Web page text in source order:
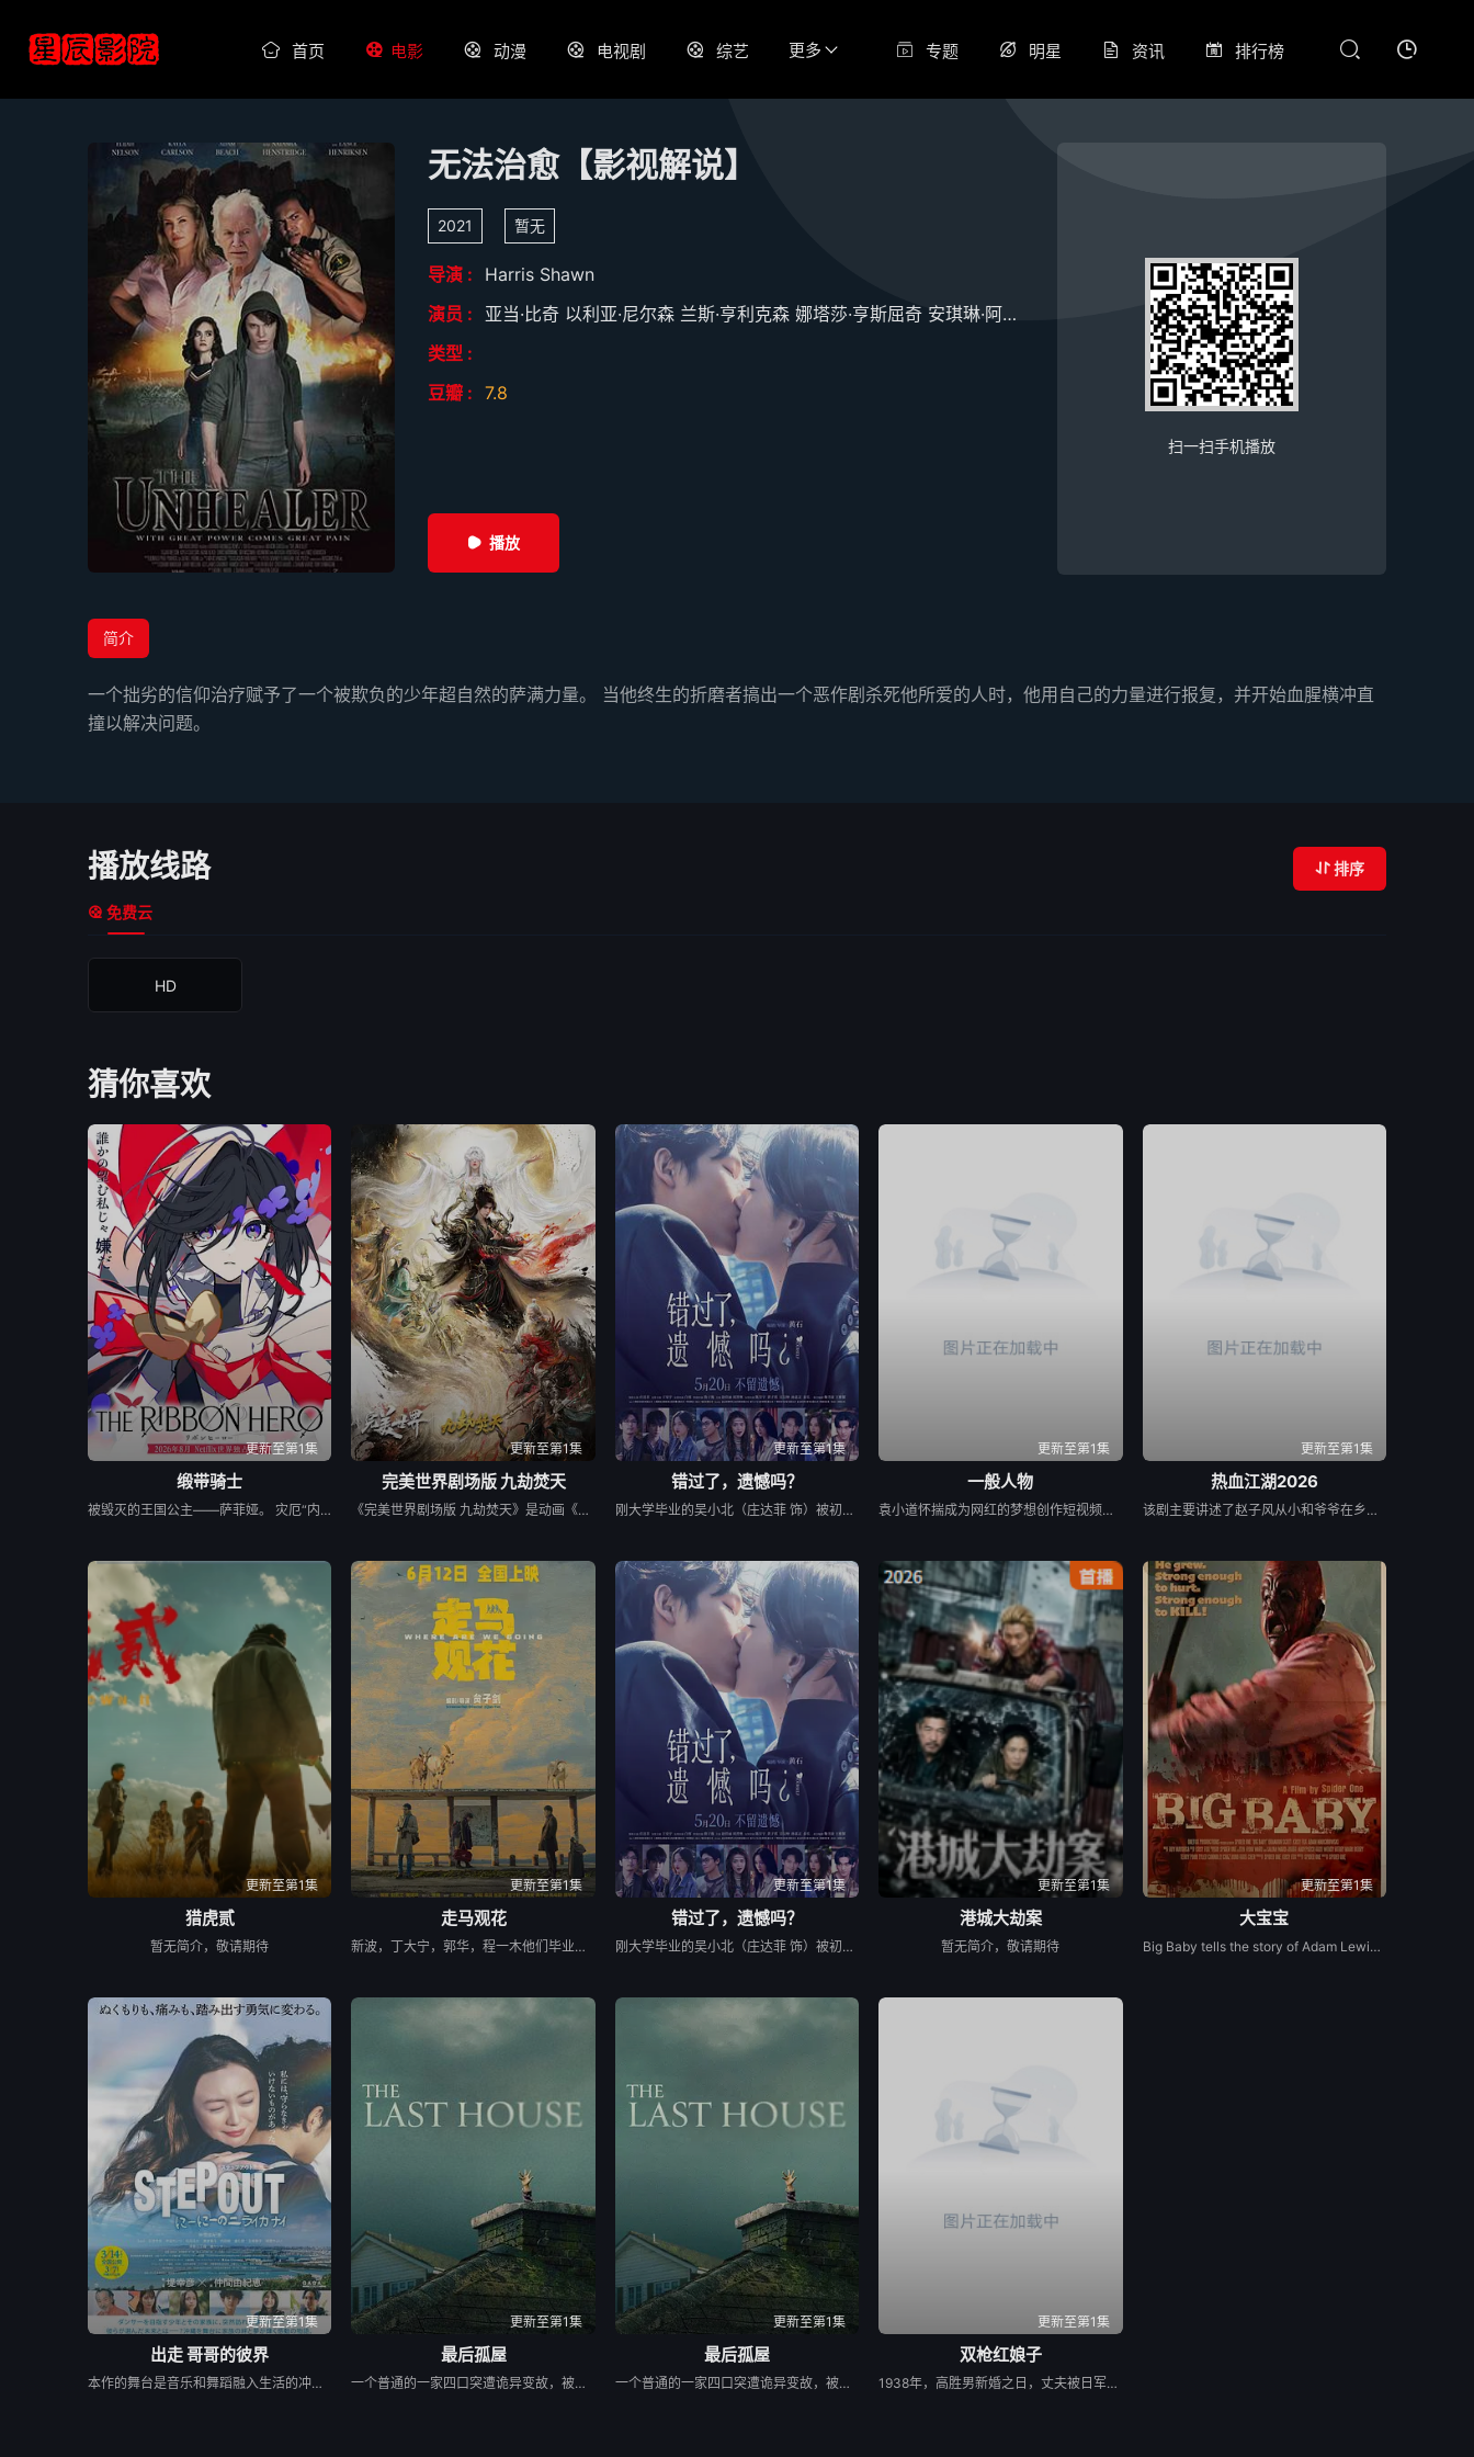
首页 电影 动漫 电视剧 综艺 更多 专题 明星 资讯 排行榜
无法治愈【影视解说】
2021 暂无
导演 : Harris Shawn
演员 :
亚当·比奇 以利亚·尼尔森 兰斯·亨利克森 娜塔莎·亨斯屈奇 安琪琳·阿佩尔
类型 :
豆瓣 : 7.8
播放
扫一扫手机播放
简介
一个拙劣的信仰治疗赋予了一个被欺负的少年超自然的萨满力量。 当他终生的折磨者搞出一个恶作剧杀死他所爱的人时，他用自己的力量进行报复，并开始血腥横冲直
撞以解决问题。
播放线路 排序
免费云
HD
猜你喜欢
更新至第1集
缎带骑士
被毁灭的王国公主——萨菲娅。 灾厄“内尔伽勒”夺走了她故乡希尔弗兰的一切，她在绝望的尽头，抵达了戈尔德兰。 她怀抱着过往，在人们的温柔相待中，开始觅得一丝微小的希望。 然而，仿佛是为了嘲弄这份平静的日常，灾厄“内尔伽勒”再度降临。 曾将故乡化为灰烬的绝望，如今又要夺走这片土地的光芒。 ——已经，不会再失去任何东西。也不会让任何人失去。 少女拂去悲伤的泪水，执剑而起。 这是一个系上缎带、决心反抗命运的，属于一位英雄的故事。
更新至第1集
完美世界剧场版 九劫焚天
《完美世界剧场版 九劫焚天》是动画《完美世界》的第二部剧场版作品。故事聚焦仙古纪元终极之战。 祖祭灵柳神挺身而出，率众寻求希望。荒天帝石昊以一滴真血化作分身，逆转时空降临仙古，在生死与共中寻求根除黑暗的终极之法。 黑暗大劫降下，仙古终章，悲壮奏响！
更新至第1集
错过了，遗憾吗？
刚大学毕业的吴小北（庄达菲 饰）被初恋男友李天昊（周澄奧 饰）断崖式分手后陷入无尽的情绪反扑。她沉溺于失恋的痛苦，闺蜜米亚（赵佳丽 饰）像救命的解药，一直陪在她身边。而后，她又阴差阳错先后与情场高手老崔（白客 饰）和热情小奶狗小李（敖子逸 饰）产生交际，邂逅了灵魂契合却很难走近的Crush王哲远（王安宇 饰）。
更新至第1集
一般人物
袁小道怀揣成为网红的梦想创作短视频，并与周小乙等人组建了“红透半边天”团队。然而团队在发展过程中遭遇了诸多矛盾与分歧，幸得神秘大叔助力。团队成功实现转型。随后成员单飞、网红“塌房”，大叔病倒，他们毅然放弃事业。大叔临终时为其引荐影视资源。
更新至第1集
热血江湖2026
该剧主要讲述了赵子风从小和爷爷在乡下习武，长大后从乡野来到大城市寻找自己的一处立足之地。在这样一个充满快节奏、充满利益的城市，子风十分迷茫，机缘巧合下这时候碰到了武馆继承人夏新颖，武官总被阿龙来捣乱，新颖被绑架后，子风一路追击营救。
更新至第1集
猎虎贰
暂无简介，敬请期待
更新至第1集
走马观花
新波，丁大宁，郭华，程一木他们毕业于同一所大学。他们和很多年轻人一样，自以为是，敏感错弱，没有被认可的才华。他们来自不同的地方，却有一个共同的愿望“出人头地”。在经过几段荒唐的创业求职后，他们选择了逃离。从都市到县城再到无人区。 这是一部关于青年成长的故事，当他们面对婚姻，家庭，事业的时候，他们依旧像没有长大的孩子。可时间不会听你解释，它已经熟练的将你送入人生的另一个轨道。他们开始慌张，计划逃跑。像失恋的少女一般，指责对方的背叛，同时谁也无法忘记那些美好的时光。
更新至第1集
错过了，遗憾吗？
刚大学毕业的吴小北（庄达菲 饰）被初恋男友李天昊（周澄奧 饰）断崖式分手后陷入无尽的情绪反扑。她沉溺于失恋的痛苦，闺蜜米亚（赵佳丽 饰）像救命的解药，一直陪在她身边。而后，她又阴差阳错先后与情场高手老崔（白客 饰）和热情小奶狗小李（敖子逸 饰）产生交际，邂逅了灵魂契合却很难走近的Crush王哲远（王安宇 饰）。
更新至第1集
港城大劫案
暂无简介，敬请期待
更新至第1集
大宝宝
Big Baby tells the story of Adam Lewis, a successful horror screenwriter struggling for inspiration for his latest script. After a graphic and realistic nightmare of a hulking man dressed in a baby mask and onesie who axe murders his girlfriend Kate in the middle of the night, Adam gets the inspiration he needs for his new screenplay. Excited about the direction his story is taking, he starts losing himself in his script. Things are better than ever for Adam and Kate until “Big Baby” starts appearing in real life and tormenting and killing victims fueled by his own revenge. Characters from Adam’s script begin to pay him visits pleading for their lives, and he quickly realizes he holds their fate in his hands. Power and fear completely consume Adam until his girlfriend Kate is terrified of the man she once loved.
更新至第1集
出走 哥哥的彼界
本作的舞台是音乐和舞蹈融入生活的冲绳。与母亲朱音、妹妹舞一起生活的照屋踊，憧憬舞蹈学校的丽莎，开始了舞蹈生涯。朱音为了支撑家数在酒吧工作，不擅长与人打交道的舞总是在学校前专心地注视着哥哥的身影。不久，踊与丽莎组成一对，绽放了她的才能。
更新至第1集
最后孤屋
一个普通的一家四口突遭诡异变故，被困在自家房屋中超过 1000 天无法出门。在资源消耗殆尽与未知神秘威胁的双重逼迫下，一家人必须想方设法联手求生，打破这间禁锢生命的困局。
更新至第1集
最后孤屋
一个普通的一家四口突遭诡异变故，被困在自家房屋中超过 1000 天无法出门。在资源消耗殆尽与未知神秘威胁的双重逼迫下，一家人必须想方设法联手求生，打破这间禁锢生命的困局。
更新至第1集
双枪红娘子
1938年，高胜男新婚之日，丈夫被日军残害，父辈亦遭屠戮。她举枪聚义，屡袭敌寇威震四方，后得八路军指点决心投身革命。日军欲诱杀高胜男，她孤身赴战舍命换乡亲周全。千钧一发间，八路军突袭而至全歼敌寇，高胜男血染沙场，生死未卜……